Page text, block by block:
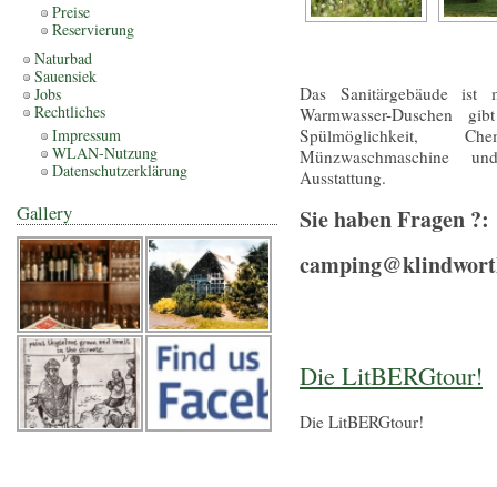
Das Sanitärgebäude ist
Warmwasser-Duschen
Spülmöglichkeit,
Münzwaschmaschine
Ausstattung.
Sie haben Fragen ?:
Die LitBERGtour!
Die LitBERGtour!
Preise
Reservierung
Naturbad
Sauensiek
Jobs
Rechtliches
Impressum
WLAN-Nutzung
Datenschutzerklärung
Gallery